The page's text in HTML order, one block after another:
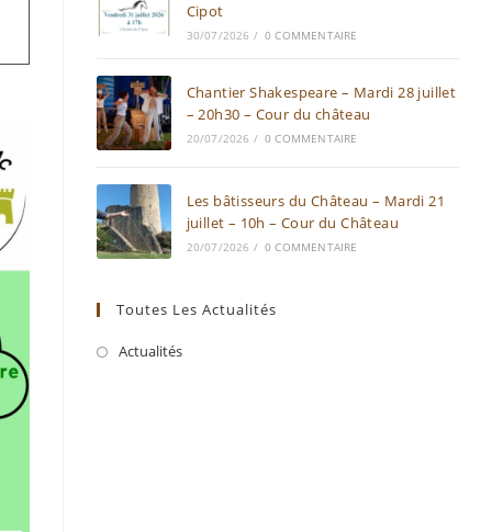
Cipot
30/07/2026 / 0 COMMENTAIRE
Chantier Shakespeare – Mardi 28 juillet
– 20h30 – Cour du château
20/07/2026 / 0 COMMENTAIRE
Les bâtisseurs du Château – Mardi 21
juillet – 10h – Cour du Château
20/07/2026 / 0 COMMENTAIRE
Toutes Les Actualités
Actualités